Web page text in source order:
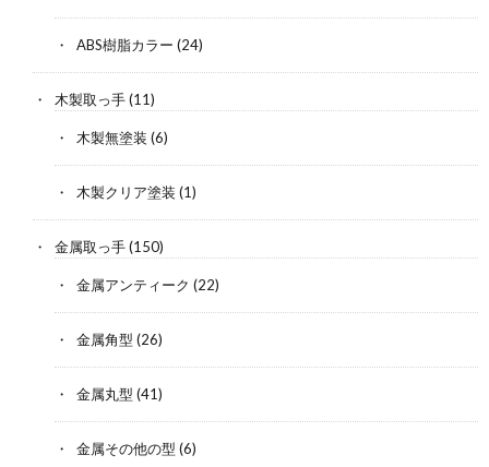
ABS樹脂カラー (24)
木製取っ手(11)
木製無塗装 (6)
木製クリア塗装 (1)
金属取っ手(150)
金属アンティーク (22)
金属角型 (26)
金属丸型 (41)
金属その他の型 (6)